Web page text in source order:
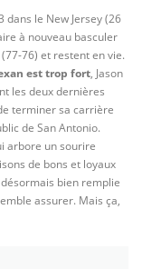
dans le New Jersey (26
à nouveau basculer
76) et restent en vie.
est trop fort, Jason
les deux dernières
terminer sa carrière
de San Antonio.
arbore un sourire
de bons et loyaux
bien remplie
assurer. Mais ça,